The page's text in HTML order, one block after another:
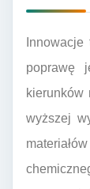
poprawę
kierunków
wyższej